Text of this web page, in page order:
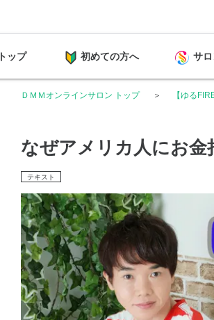
トップ 初めての方へ サ
ＤＭＭオンラインサロン トップ 【ゆる
なぜアメリカ人にお金
テキスト